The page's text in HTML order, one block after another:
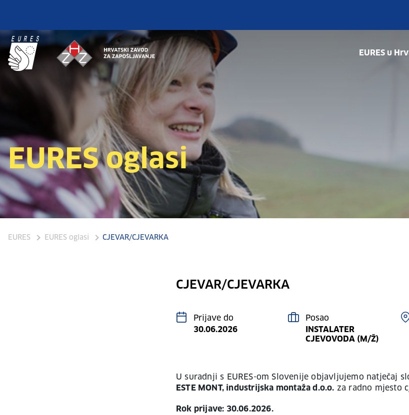
EURES u
EURES oglasi
EURES EURES oglasi CJEVAR/CJEVARKA
CJEVAR/CJEVARKA
Prijave do
30.06.2026
Posao
INSTALATER
CJEVOVODA (M/Ž)
U suradnji s EURES-om Slovenije objavljujemo natječaj
ESTE MONT, industrijska montaža d.o.o. za radno mjesto
Rok prijave: 30.06.2026.